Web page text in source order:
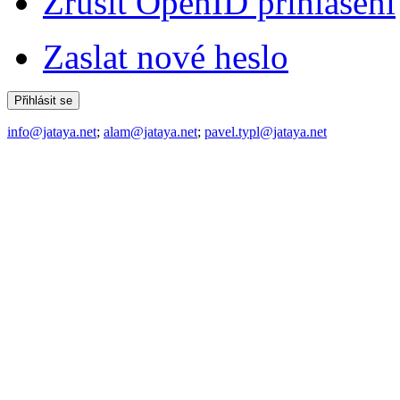
Zaslat nové heslo
info@jataya.net; alam@jataya.net; pavel.typl@jataya.net